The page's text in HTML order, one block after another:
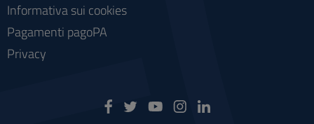
Informativa sui cookies
Pagamenti pagoPA
Privacy